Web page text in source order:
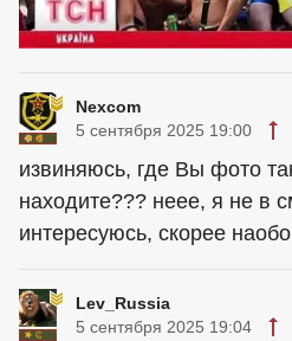
Nexcom
5 сентября 2025 19:00
извиняюсь, где Вы фото
находите??? неее, я не в
интересуюсь, скорее
Lev_Russia
5 сентября 2025 19:04